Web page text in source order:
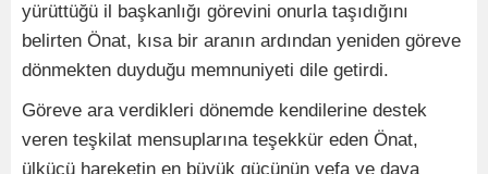
yürüttüğü il başkanlığı görevini onurla taşıdığını
belirten Önat, kısa bir aranın ardından yeniden göreve
dönmekten duyduğu memnuniyeti dile getirdi.
Göreve ara verdikleri dönemde kendilerine destek
veren teşkilat mensuplarına teşekkür eden Önat,
ülkücü hareketin en büyük gücünün vefa ve dava